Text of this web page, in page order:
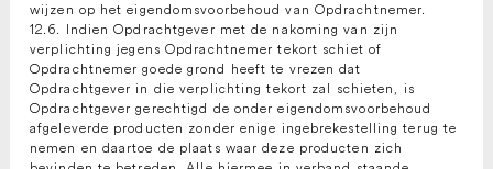
wijzen op het eigendomsvoorbehoud van Opdrachtnemer.
12.6. Indien Opdrachtgever met de nakoming van zijn
verplichting jegens Opdrachtnemer tekort schiet of
Opdrachtnemer goede grond heeft te vrezen dat
Opdrachtgever in die verplichting tekort zal schieten, is
Opdrachtgever gerechtigd de onder eigendomsvoorbehoud
afgeleverde producten zonder enige ingebrekestelling terug te
nemen en daartoe de plaats waar deze producten zich